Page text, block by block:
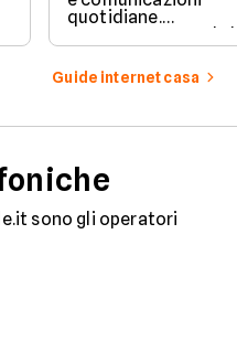
quotidiane.
prevede strumenti
per ottenere un
risarcimento in
Guide internet casa
sono gli operatori